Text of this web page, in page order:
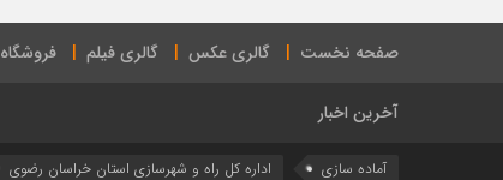
صفحه نخست گالری عکس گالری فیلم فروشگاه
آخرین اخبار
آماده سازی اداره كل راه و شهرسازي استان خراسان رضوي